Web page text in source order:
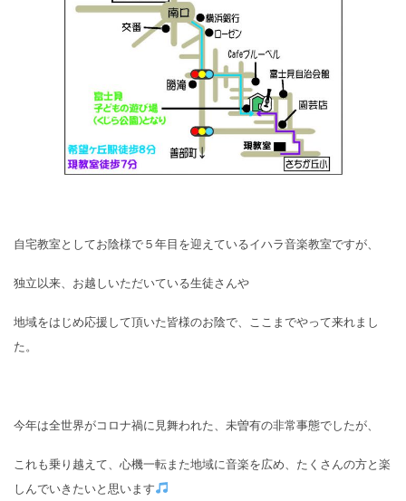
自宅教室としてお陰様で５年目を迎えているイハラ音楽教室ですが、
独立以来、お越しいただいている生徒さんや
地域をはじめ応援して頂いた皆様のお陰で、ここまでやって来れまし
た。
今年は全世界がコロナ禍に見舞われた、未曽有の非常事態でしたが、
これも乗り越えて、心機一転また地域に音楽を広め、たくさんの方と楽
しんでいきたいと思います